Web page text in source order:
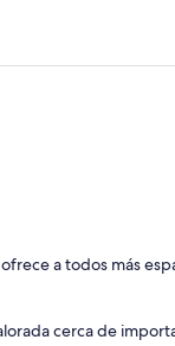
a todos más
cerca de